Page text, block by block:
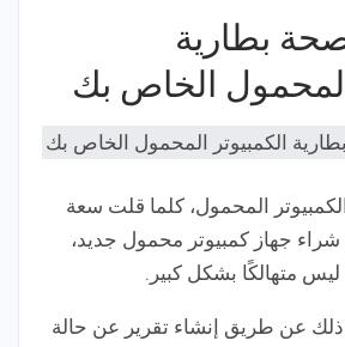
بطارية
المحمول الخاص بك
المحمول، كلما قلت سعة
شراء جهاز كمبيوتر محمول جديد،
ليس متهالكًا بشكل كبير.
عن طريق إنشاء تقرير عن حالة